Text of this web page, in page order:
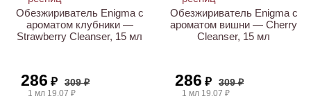
Обезжириватель Enigma с
ароматом клубники —
Strawberry Cleanser, 15 мл
286 ₽ 309 ₽
1 мл 19.07 ₽
Обезжириватель Enigma с
ароматом вишни — Cherry
Cleanser, 15 мл
286 ₽ 309 ₽
1 мл 19.07 ₽